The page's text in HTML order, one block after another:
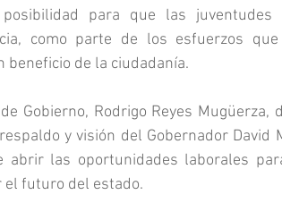
para que las juventudes
como parte de los esfuerzos
beneficio de la ciudadanía.
Gobierno, Rodrigo Reyes Mugüerza,
y visión del Gobernador David
abrir las oportunidades laborales
el futuro del estado.